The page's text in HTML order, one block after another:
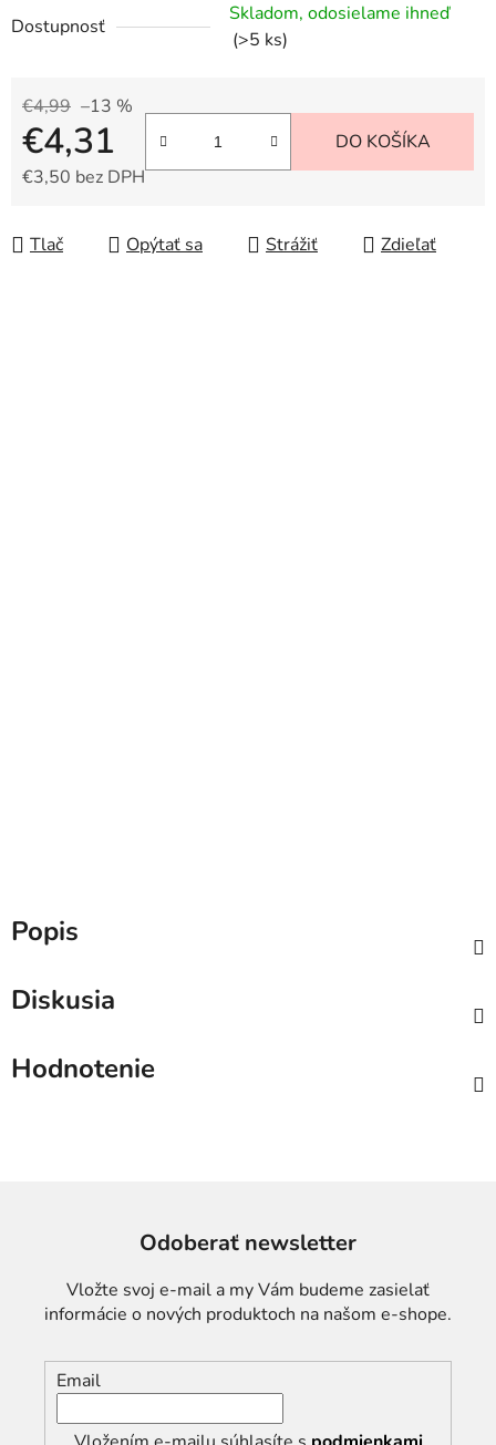
Dostupnosť
Skladom, odosielame ihneď
(>5 ks)
€4,99 –13 %
€4,31
€3,50 bez DPH
DO KOŠÍKA
Tlač Opýtať sa Strážiť Zdieľať
Popis
Diskusia
Hodnotenie
Odoberať newsletter
Vložte svoj e-mail a my Vám budeme zasielať
informácie o nových produktoch na našom e-shope.
Email